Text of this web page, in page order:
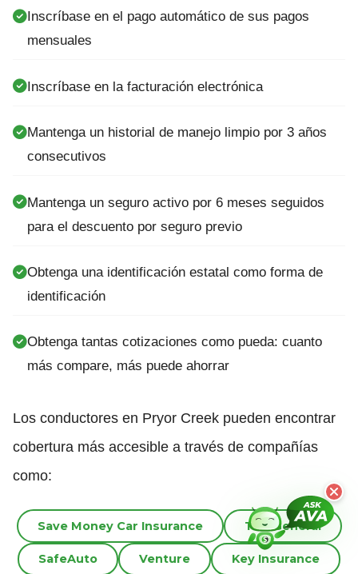
Inscríbase en el pago automático de sus pagos
mensuales
Inscríbase en la facturación electrónica
Mantenga un historial de manejo limpio por 3 años
consecutivos
Mantenga un seguro activo por 6 meses seguidos
para el descuento por seguro previo
Obtenga una identificación estatal como forma de
identificación
Obtenga tantas cotizaciones como pueda: cuanto
más compare, más puede ahorrar
Los conductores en Pryor Creek pueden encontrar
cobertura más accesible a través de compañías
como:
Save Money Car Insurance The General
SafeAuto Venture Key Insurance